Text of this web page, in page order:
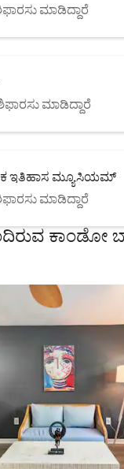
ಮಾಡಿದ್ದಾರೆ
ಮಾಡಿದ್ದಾರೆ
ಇತಿಹಾಸ ಮ್ಯೂಸಿಯಮ್
ಮಾಡಿದ್ದಾರೆ
ಕಾಂಡೋ